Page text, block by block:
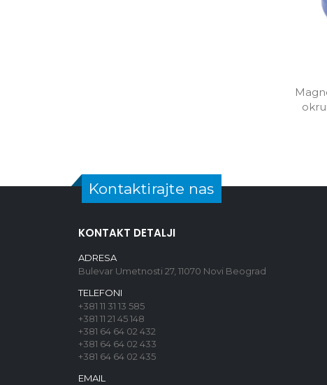
Kontaktirajte nas
KONTAKT DETALJI
ADRESA
Bulevar Umetnosti 27, 11070 Novi Beograd
TELEFONI
+381 11 31 13 585
+381 11 21 45 148
+381 64 64 02 432
+381 64 64 02 433
+381 64 64 02 435
EMAIL